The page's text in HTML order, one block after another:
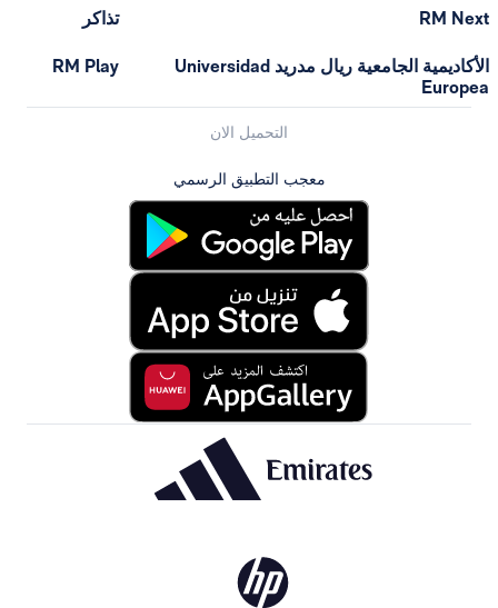
RM Next
الأكاديمية الجامعية ريال مدريد Universidad
Europea
تذاكر
RM Play
التحميل الان
معجب التطبيق الرسمي